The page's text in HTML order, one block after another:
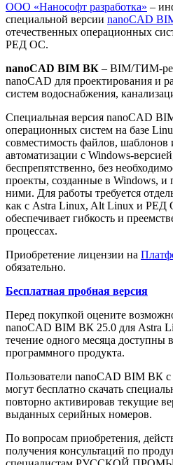
ООО «Нанософт разработка» –
специальной версии nanoCAD
отечественных операционных
РЕД ОС.
nanoCAD BIM ВК – BIM/ТИМ-
nanoCAD для проектирования и
систем водоснабжения,
Специальная версия nanoCAD
операционных систем на базе
совместимость файлов, шаблонов
автоматизации с Windows-
беспрепятственно, без
проекты, созданные в Windows, и
ними. Для работы требуется
как с Astra Linux, Alt Linux и РЕД
обеспечивает гибкость и
процессах.
Приобретение лицензии на
обязательно.
Бесплатная пробная версия
Перед покупкой оцените
nanoCAD BIM ВК 25.0 для Astra
течение одного месяца доступны
программного продукта.
Пользователи nanoCAD BIM ВК
могут бесплатно скачать
повторно активировав текущие
выданных серийных номеров.
По вопросам приобретения,
получения консультаций по